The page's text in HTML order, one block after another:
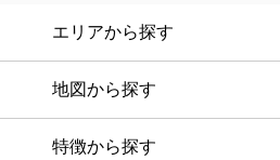
エリアから探す
地図から探す
特徴から探す